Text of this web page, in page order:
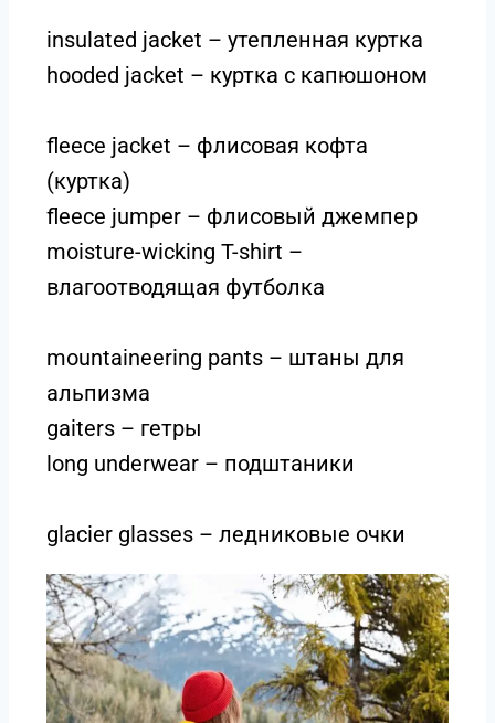
insulated jacket – утепленная куртка
hooded jacket – куртка с капюшоном
fleece jacket – флисовая кофта
(куртка)
fleece jumper – флисовый джемпер
moisture-wicking T-shirt –
влагоотводящая футболка
mountaineering pants – штаны для
альпизма
gaiters – гетры
long underwear – подштаники
glacier glasses – ледниковые очки